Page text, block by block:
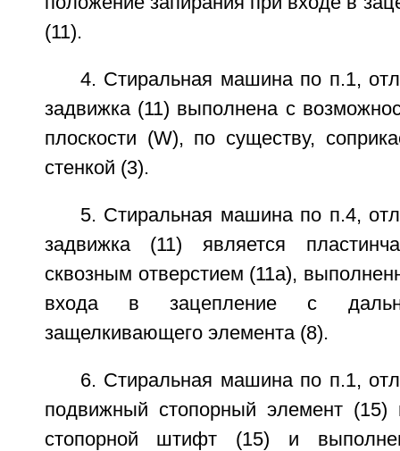
(11).
4. Стиральная машина по п.1,
задвижка (11) выполнена с
плоскости (W), по существу,
стенкой (3).
5. Стиральная машина по п.4,
задвижка (11) является
сквозным отверстием (11а),
входа в зацепление с
защелкивающего элемента (8).
6. Стиральная машина по п.1,
подвижный стопорный элемент (15)
стопорной штифт (15) и